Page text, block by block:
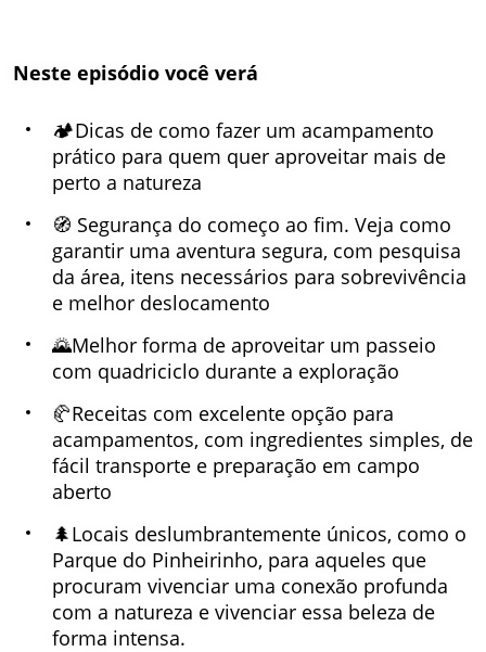
Neste episódio você verá
🏕️Dicas de como fazer um acampamento
prático para quem quer aproveitar mais de
perto a natureza
🧭 Segurança do começo ao fim. Veja como
garantir uma aventura segura, com pesquisa
da área, itens necessários para sobrevivência
e melhor deslocamento
🌄Melhor forma de aproveitar um passeio
com quadriciclo durante a exploração
🥐Receitas com excelente opção para
acampamentos, com ingredientes simples, de
fácil transporte e preparação em campo
aberto
🌲Locais deslumbrantemente únicos, como o
Parque do Pinheirinho, para aqueles que
procuram vivenciar uma conexão profunda
com a natureza e vivenciar essa beleza de
forma intensa.